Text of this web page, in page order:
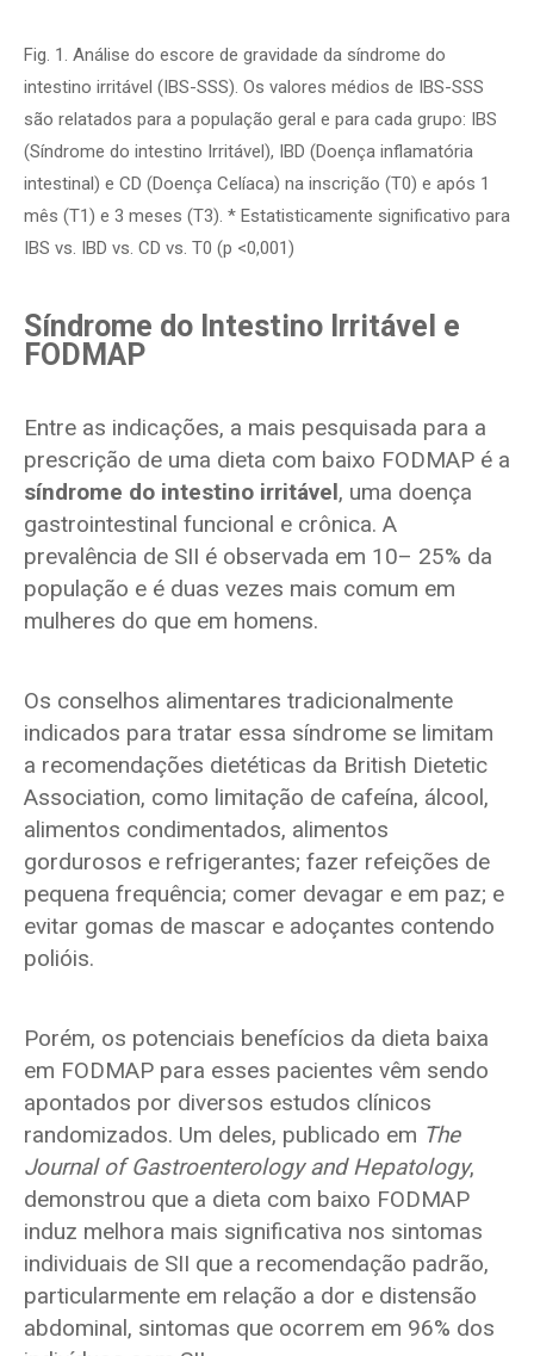
Fig. 1. Análise do escore de gravidade da síndrome do
intestino irritável (IBS-SSS). Os valores médios de IBS-SSS
são relatados para a população geral e para cada grupo: IBS
(Síndrome do intestino Irritável), IBD (Doença inflamatória
intestinal) e CD (Doença Celíaca) na inscrição (T0) e após 1
mês (T1) e 3 meses (T3). * Estatisticamente significativo para
IBS vs. IBD vs. CD vs. T0 (p <0,001)
Síndrome do Intestino Irritável e
FODMAP
Entre as indicações, a mais pesquisada para a
prescrição de uma dieta com baixo FODMAP é a
síndrome do intestino irritável, uma doença
gastrointestinal funcional e crônica. A
prevalência de SII é observada em 10– 25% da
população e é duas vezes mais comum em
mulheres do que em homens.
Os conselhos alimentares tradicionalmente
indicados para tratar essa síndrome se limitam
a recomendações dietéticas da British Dietetic
Association, como limitação de cafeína, álcool,
alimentos condimentados, alimentos
gordurosos e refrigerantes; fazer refeições de
pequena frequência; comer devagar e em paz; e
evitar gomas de mascar e adoçantes contendo
polióis.
Porém, os potenciais benefícios da dieta baixa
em FODMAP para esses pacientes vêm sendo
apontados por diversos estudos clínicos
randomizados. Um deles, publicado em The
Journal of Gastroenterology and Hepatology,
demonstrou que a dieta com baixo FODMAP
induz melhora mais significativa nos sintomas
individuais de SII que a recomendação padrão,
particularmente em relação a dor e distensão
abdominal, sintomas que ocorrem em 96% dos